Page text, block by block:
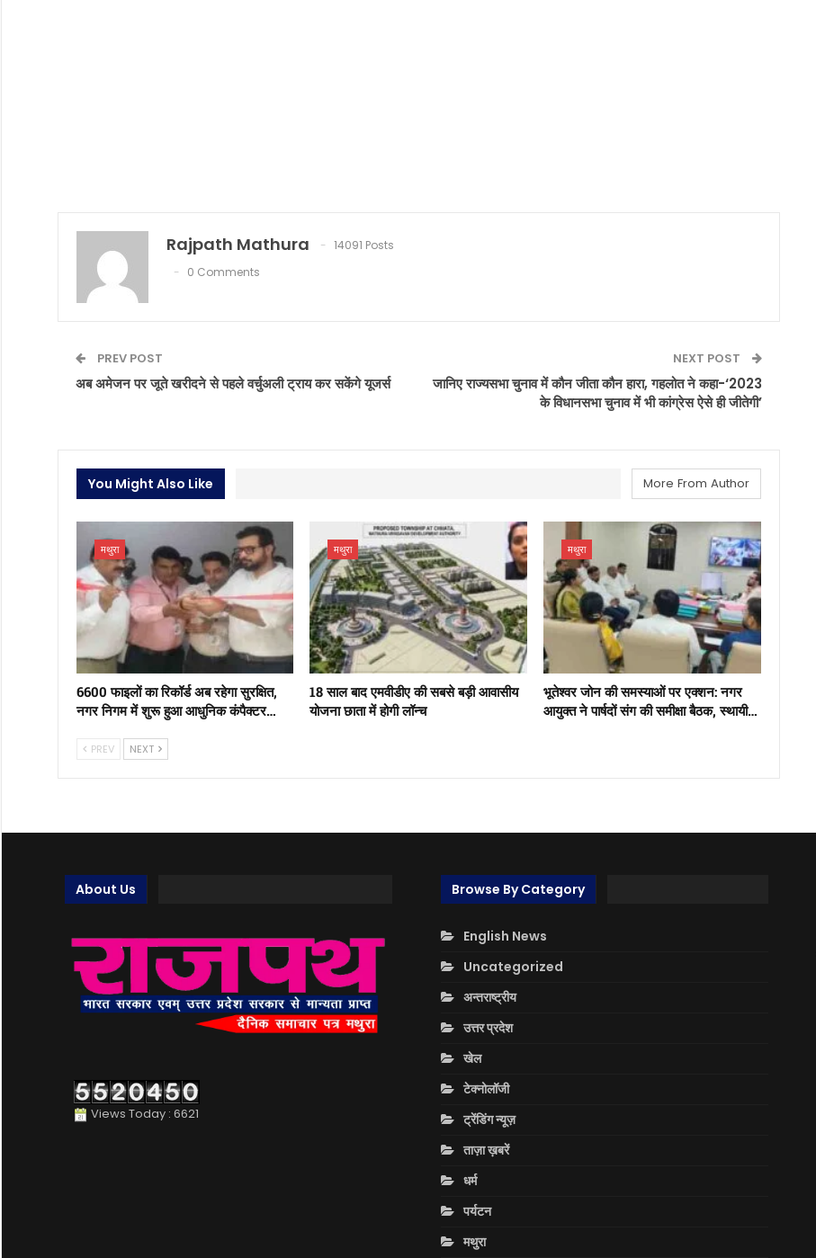
Rajpath Mathura
14091 Posts
0 Comments
PREV POST
अब अमेजन पर जूते खरीदने से पहले वर्चुअली ट्राय कर सकेंगे यूजर्स
NEXT POST
जानिए राज्यसभा चुनाव में कौन जीता कौन हारा, गहलोत ने कहा-‘2023
के विधानसभा चुनाव में भी कांग्रेस ऐसे ही जीतेगी’
You Might Also Like More From Author
मथुरा
6600 फाइलों का रिकॉर्ड अब रहेगा सुरक्षित,
नगर निगम में शुरू हुआ आधुनिक कंपैक्टर…
मथुरा
18 साल बाद एमवीडीए की सबसे बड़ी आवासीय
योजना छाता में होगी लॉन्च
मथुरा
भूतेश्वर जोन की समस्याओं पर एक्शन: नगर
आयुक्त ने पार्षदों संग की समीक्षा बैठक, स्थायी…
PREV NEXT
About Us
Views Today : 6621
Browse By Category
English News
Uncategorized
अन्तराष्ट्रीय
उत्तर प्रदेश
खेल
टेक्नोलॉजी
ट्रेंडिंग न्यूज़
ताज़ा ख़बरें
धर्म
पर्यटन
मथुरा